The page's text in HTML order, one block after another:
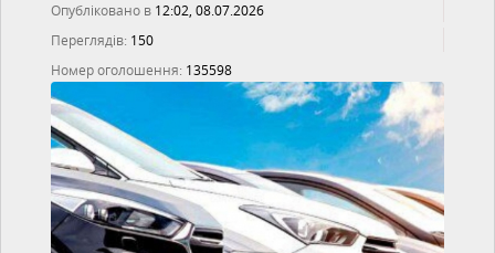
Опубліковано в 12:02, 08.07.2026
Переглядів: 150
Номер оголошення: 135598